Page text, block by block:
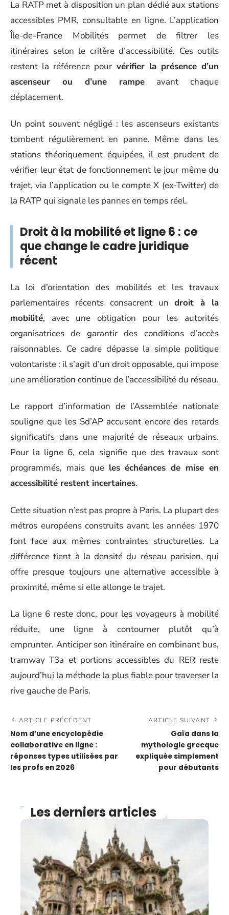
La RATP met à disposition un plan dédié aux stations
accessibles PMR, consultable en ligne. L’application
Île-de-France Mobilités permet de filtrer les
itinéraires selon le critère d’accessibilité. Ces outils
restent la référence pour vérifier la présence d’un
ascenseur ou d’une rampe avant chaque
déplacement.
Un point souvent négligé : les ascenseurs existants
tombent régulièrement en panne. Même dans les
stations théoriquement équipées, il est prudent de
vérifier leur état de fonctionnement le jour même du
trajet, via l’application ou le compte X (ex-Twitter) de
la RATP qui signale les pannes en temps réel.
Droit à la mobilité et ligne 6 : ce
que change le cadre juridique
récent
La loi d’orientation des mobilités et les travaux
parlementaires récents consacrent undroit à la
mobilité, avec une obligation pour les autorités
organisatrices de garantir des conditions d’accès
raisonnables. Ce cadre dépasse la simple politique
volontariste : il s’agit d’un droit opposable, qui impose
une amélioration continue de l’accessibilité du réseau.
Le rapport d’information de l’Assemblée nationale
souligne que les Sd’AP accusent encore des retards
significatifs dans une majorité de réseaux urbains.
Pour la ligne 6, cela signifie que des travaux sont
programmés, mais que les échéances de mise en
accessibilité restent incertaines.
Cette situation n’est pas propre à Paris. La plupart des
métros européens construits avant les années 1970
font face aux mêmes contraintes structurelles. La
différence tient à la densité du réseau parisien, qui
offre presque toujours une alternative accessible à
proximité, même si elle allonge le trajet.
La ligne 6 reste donc, pour les voyageurs à mobilité
réduite, une ligne à contourner plutôt qu’à
emprunter. Anticiper son itinéraire en combinant bus,
tramway T3a et portions accessibles du RER reste
aujourd’hui la méthode la plus fiable pour traverser la
rive gauche de Paris.
ARTICLE PRÉCÉDENT
Nom d’une encyclopédie
collaborative en ligne :
réponses types utilisées par
les profs en 2026
ARTICLE SUIVANT
Gaïa dans la
mythologie grecque
expliquée simplement
pour débutants
Les derniers articles